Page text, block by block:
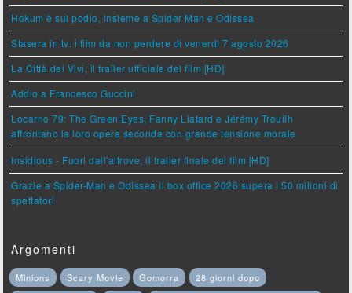
Hokum è sul podio, insieme a Spider Man e Odissea
Stasera in tv: i film da non perdere di venerdì 7 agosto 2026
La Città dei Vivi, il trailer ufficiale del film [HD]
Addio a Francesco Guccini
Locarno 79: The Green Eyes, Fanny Liatard e Jérémy Trouilh
affrontano la loro opera seconda con grande tensione morale
Insidious - Fuori dall'altrove, il trailer finale del film [HD]
Grazie a Spider-Man e Odissea il box office 2026 supera i 50 milioni di
spettatori
Argomenti
Minions Scary Movie Gomorra
28 giorni dopo